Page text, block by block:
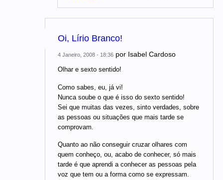
Oi, Lírio Branco!
4 Janeiro, 2008 - 18:36 por Isabel Cardoso
Olhar e sexto sentido!
Como sabes, eu, já vi!
Nunca soube o que é isso do sexto sentido!
Sei que muitas das vezes, sinto verdades, sobre
as pessoas ou situações que mais tarde se
comprovam.
Quanto ao não conseguir cruzar olhares com
quem conheço, ou, acabo de conhecer, só mais
tarde é que aprendi a conhecer as pessoas pela
voz que tem ou a forma como se expressam.